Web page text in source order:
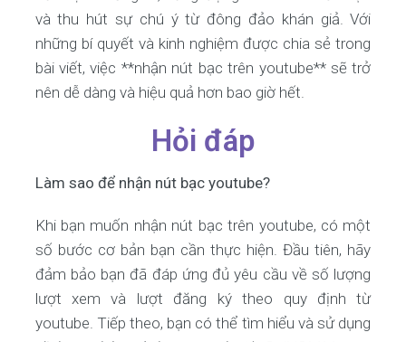
và thu hút sự chú ý từ đông đảo khán giả. Với
những bí quyết và kinh nghiệm được chia sẻ trong
bài viết, việc **nhận nút bạc trên youtube** sẽ trở
nên dễ dàng và hiệu quả hơn bao giờ hết.
Hỏi đáp
Làm sao để nhận nút bạc youtube?
Khi bạn muốn nhận nút bạc trên youtube, có một
số bước cơ bản bạn cần thực hiện. Đầu tiên, hãy
đảm bảo bạn đã đáp ứng đủ yêu cầu về số lượng
lượt xem và lượt đăng ký theo quy định từ
youtube. Tiếp theo, bạn có thể tìm hiểu và sử dụng